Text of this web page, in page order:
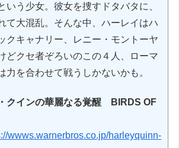
いう少女。彼女を捜すドタバタに、
て大混乱。そんな中、ハーレイはハ
クキャナリー、レニー・モントーヤ
どクセ者ぞろいのこの４人、ローマ
力を合わせて戦うしかないかも。
・クインの華麗なる覚醒 BIRDS OF
wwws.warnerbros.co.jp/harleyquinn-